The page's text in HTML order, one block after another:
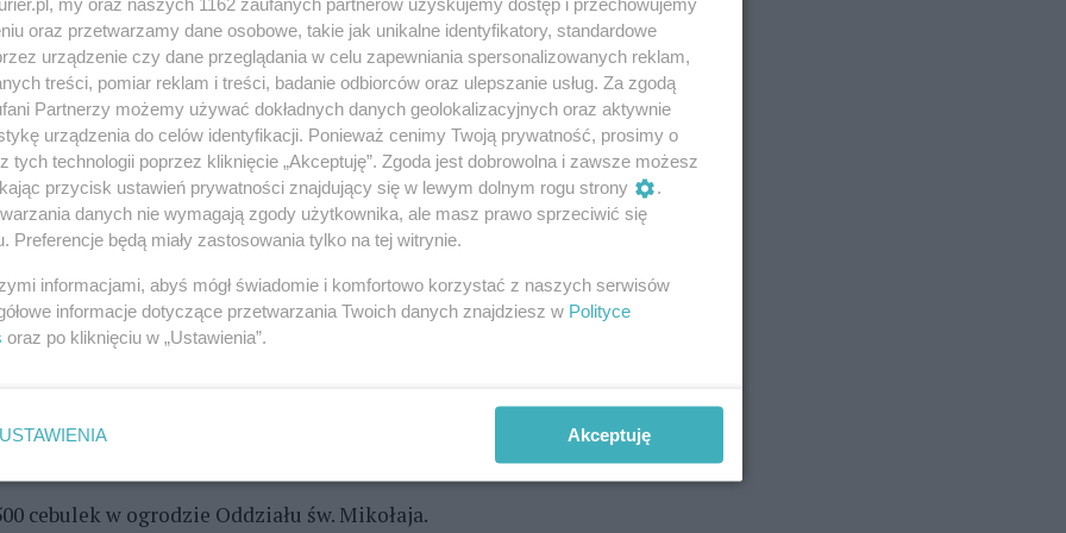
Treningu Personalnego, Stowarzyszenie
Mołodecki z Zielonych Ogrodów.
przez odchudzanie. Nie jest to jednak tylko
Więc zawsze chętnie organizujemy lub bierzemy
rewolucja - mówi Krzysztof Kryj, właściciel
Mikołaja. - Dlaczego akurat to miejsce? Moja
w ten sposób podziękować za wszystko co
w Krokusowej rewolucji. Marzena Górska
i już wpisali się w kalendarz na następny rok.
cebulek w ogrodzie Oddziału św. Mikołaja.
oraz przetwarzamy dane osobowe, takie jak unikalne identyfikatory, standardowe
urządzenie czy dane przeglądania w celu zapewniania spersonalizowanych reklam,
treści, pomiar reklam i treści, badanie odbiorców oraz ulepszanie usług. Za zgodą
Partnerzy możemy używać dokładnych danych geolokalizacyjnych oraz aktywnie
urządzenia do celów identyfikacji. Ponieważ cenimy Twoją prywatność, prosimy o
tych technologii poprzez kliknięcie „Akceptuję”. Zgoda jest dobrowolna i zawsze możesz
przycisk ustawień prywatności znajdujący się w lewym dolnym rogu strony
.
danych nie wymagają zgody użytkownika, ale masz prawo sprzeciwić się
Preferencje będą miały zastosowania tylko na tej witrynie.
informacjami, abyś mógł świadomie i komfortowo korzystać z naszych serwisów
informacje dotyczące przetwarzania Twoich danych znajdziesz w Polityce
oraz po kliknięciu w „Ustawienia”.
USTAWIENIA Akceptuję